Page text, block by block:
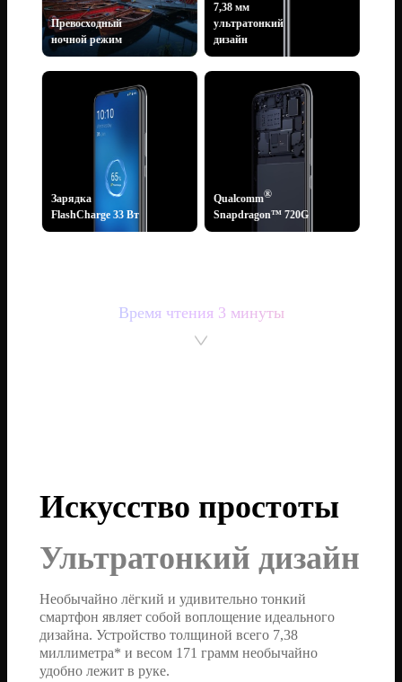
Превосходный
ночной режим
7,38 мм
ультратонкий
дизайн
Зарядка
FlashCharge 33 Вт
Qualcomm®
Snapdragon™ 720G
Время чтения 3 минуты
Искусство простоты
Ультратонкий дизайн
Необычайно лёгкий и удивительно тонкий
смартфон являет собой воплощение идеального
дизайна. Устройство толщиной всего 7,38
миллиметра* и весом 171 грамм необычайно
удобно лежит в руке.